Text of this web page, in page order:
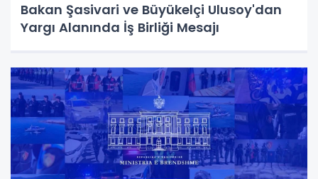
Bakan Şasivari ve Büyükelçi Ulusoy'dan
Yargı Alanında İş Birliği Mesajı